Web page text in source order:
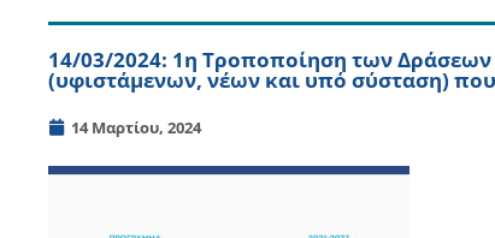
14/03/2024: 1η Τροποποίηση των
(υφιστάμενων, νέων και υπό σύσταση) που
14 Μαρτίου, 2024